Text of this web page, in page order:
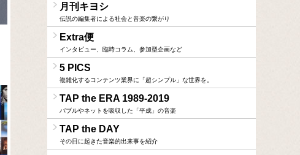
月刊キヨシ
伝説の編集者による社会と音楽の繋がり
Extra便
インタビュー、臨時コラム、参加型企画など
5 PICS
複雑化するコンテンツ業界に「超シンプル」な世界を。
TAP the ERA 1989-2019
バブルやネットを吸収した「平成」の音楽
TAP the DAY
その日に起きた音楽的出来事を紹介